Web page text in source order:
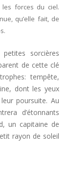
les forces du ciel.
qu’elle fait, de
sorcières
de cette clé
tempête,
dont les yeux
poursuite. Au
d’étonnants
un capitaine de
rayon de soleil